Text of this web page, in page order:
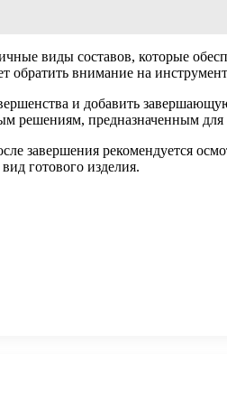
виды составов, которые
внимание на
и добавить
решениям, предназначенным
завершения рекомендуется
готового изделия.